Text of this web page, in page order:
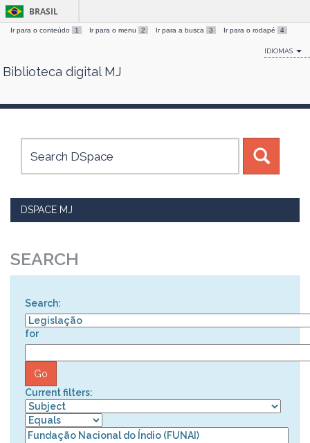
Skip
BRASIL
Ir para o conteúdo 1 Ir para o menu 2 Ir para a busca 3 Ir para o rodapé 4
IDIOMAS
Biblioteca digital MJ
DSPACE MJ
SEARCH
Search:
for
Current filters: